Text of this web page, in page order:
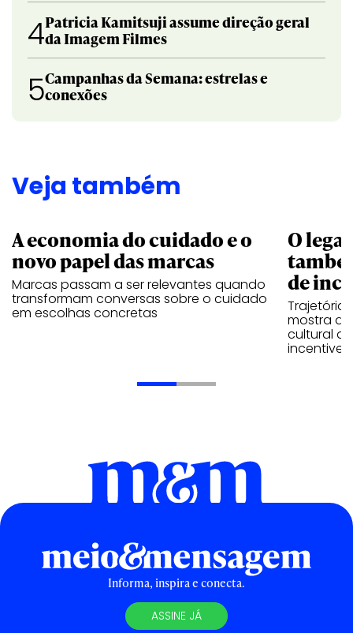
4Patricia Kamitsuji assume direção geral
da Imagem Filmes
5Campanhas da Semana: estrelas e
conexões
Veja também
A economia do cuidado e o
novo papel das marcas
Marcas passam a ser relevantes quando
transformam conversas sobre o cuidado
em escolhas concretas
O
de
Trajetória
mostra
cultural
incentive
Informa, inspira e conecta.
ASSINE JÁ